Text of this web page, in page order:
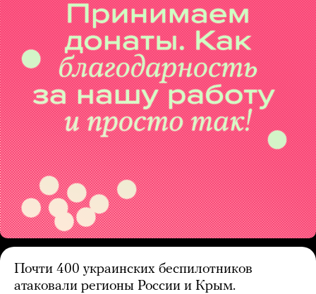
Почти 400 украинских беспилотников
атаковали регионы России и Крым.